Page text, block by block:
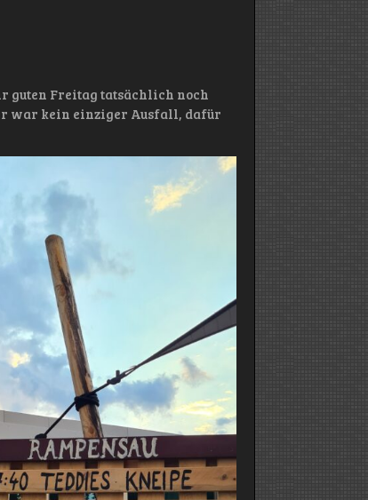
guten Freitag tatsächlich noch
war kein einziger Ausfall, dafür